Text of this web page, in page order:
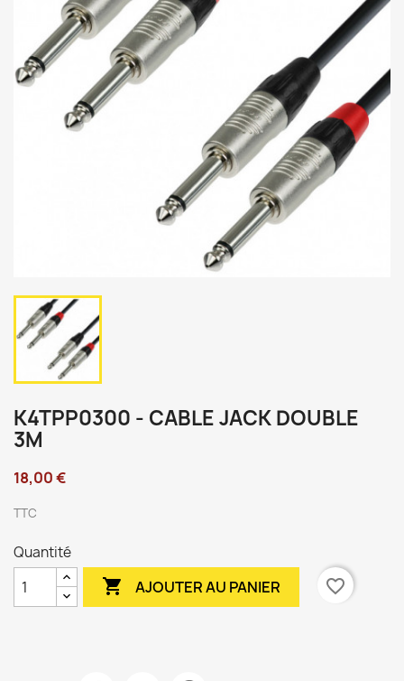
K4TPP0300 - CABLE JACK DOUBLE
3M
18,00 €
TTC
Quantité
 AJOUTER AU PANIER favorite_border